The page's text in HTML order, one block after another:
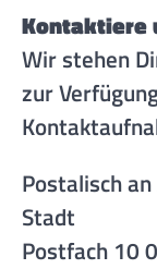
Kontaktiere
Wir stehen
zur
Postalisch
Stadt
Postfach 10